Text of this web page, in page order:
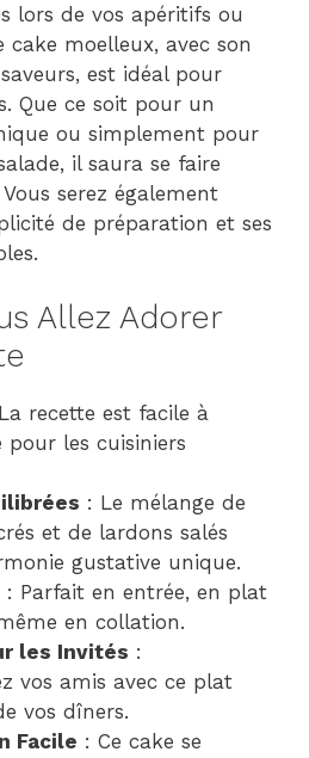
lors de vos apéritifs ou
cake moelleux, avec son
est idéal pour
Que ce soit pour un
ou simplement pour
il saura se faire
serez également
de préparation et ses
Allez Adorer
recette est facile à
pour les cuisiniers
: Le mélange de
et de lardons salés
gustative unique.
: Parfait en entrée, en plat
en collation.
les Invités :
vos amis avec ce plat
vos dîners.
Facile : Ce cake se